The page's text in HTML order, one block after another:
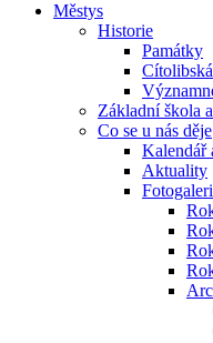
Městys
Historie
Památky
Základní škola
Co se u nás děje
Kalendář
Aktuality